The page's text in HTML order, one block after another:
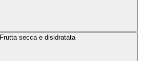
Frutta secca e disidratata